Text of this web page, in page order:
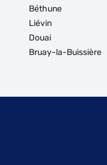
Béthune
Liévin
Douai
Bruay-la-Buissière